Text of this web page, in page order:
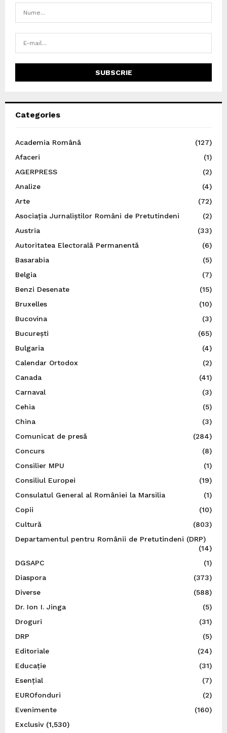
Categories
Academia Română
(127)
Afaceri
(1)
AGERPRESS
(2)
Analize
(4)
Arte
(72)
Asociația Jurnaliștilor Români de Pretutindeni
(2)
Austria
(33)
Autoritatea Electorală Permanentă
(6)
Basarabia
(5)
Belgia
(7)
Benzi Desenate
(15)
Bruxelles
(10)
Bucovina
(3)
București
(65)
Bulgaria
(4)
Calendar Ortodox
(2)
Canada
(41)
Carnaval
(3)
Cehia
(5)
China
(3)
Comunicat de presă
(284)
Concurs
(8)
Consilier MPU
(1)
Consiliul Europei
(19)
Consulatul General al României la Marsilia
(1)
Copii
(10)
Cultură
(803)
Departamentul pentru Românii de Pretutindeni (DRP)
(14)
DGSAPC
(1)
Diaspora
(373)
Diverse
(588)
Dr. Ion I. Jinga
(5)
Droguri
(31)
DRP
(5)
Editoriale
(24)
Educație
(31)
Esențial
(7)
EUROfonduri
(2)
Evenimente
(160)
Exclusiv(1,530)